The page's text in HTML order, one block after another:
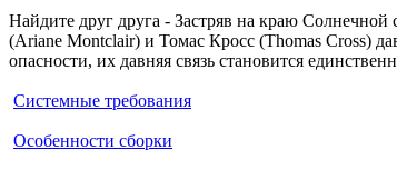
Найдите друг друга - Застряв на краю
(Ariane Montclair) и Томас Кросс (Thomas Cross)
опасности, их давняя связь становится
Системные требования
Особенности сборки